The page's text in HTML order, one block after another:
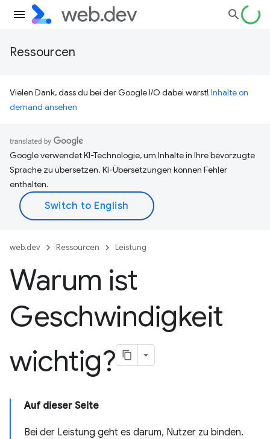
Ressourcen
Vielen Dank, dass du bei der Google I/O dabei warst! Inhalte on
demand ansehen
Google verwendet KI-Technologie, um Inhalte in Ihre bevorzugte
Sprache zu übersetzen. KI-Übersetzungen können Fehler
enthalten.
web.dev Ressourcen Leistung
Warum ist
Geschwindigkeit
wichtig?
Auf dieser Seite
Bei der Leistung geht es darum, Nutzer zu binden.